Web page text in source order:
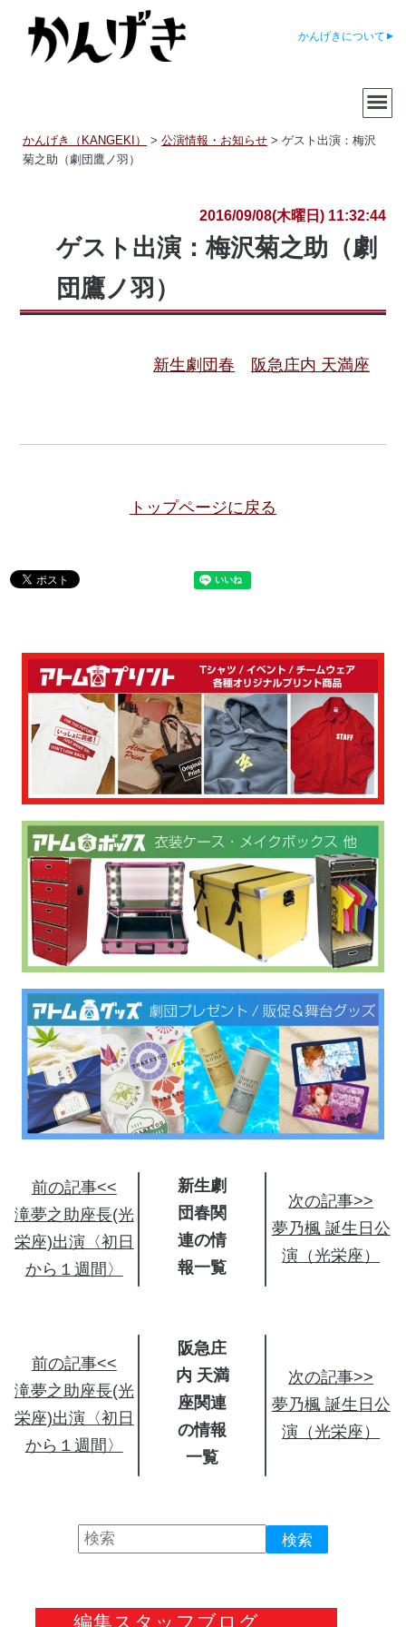
かんげきについて
かんげき（KANGEKI） >公演情報・お知らせ >ゲスト出演：梅沢
菊之助（劇団鷹ノ羽）
2016/09/08(木曜日) 11:32:44
ゲスト出演：梅沢菊之助（劇
団鷹ノ羽）
新生劇団春 阪急庄内 天満座
トップページに戻る
前の記事<<
滝夢之助座長(光
栄座)出演〈初日
から１週間〉
新生劇
団春関
連の情
報
次の記事>>
夢乃楓 誕生日公
演（光栄座）
前の記事<<
滝夢之助座長(光
栄座)出演〈初日
から１週間〉
阪急庄
内 天満
座関連
の情報
次の記事>>
夢乃楓 誕生日公
演（光栄座）
編集スタッフブログ